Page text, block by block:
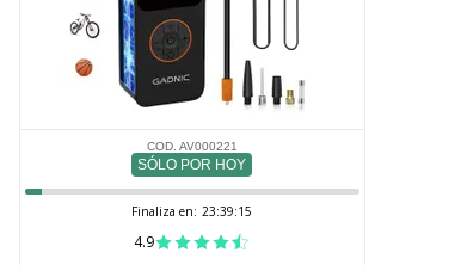
COD. AV000221
SÓLO POR HOY
Finaliza en: 23:39:14
4.9